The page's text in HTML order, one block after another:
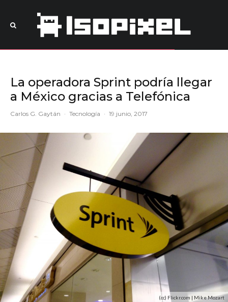
La operadora Sprint podría llegar
a México gracias a Telefónica
Carlos G. Gaytán · Tecnología · 19 junio, 2017
(cc) Flickr.com | Mike Mozart